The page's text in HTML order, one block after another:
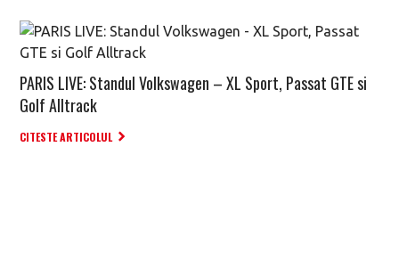
PARIS LIVE: Standul Volkswagen – XL Sport, Passat GTE si
Golf Alltrack
CITESTE ARTICOLUL